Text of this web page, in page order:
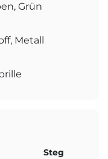
Grün
Metall
Steg